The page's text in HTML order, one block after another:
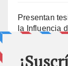
Presentan
la Influencia